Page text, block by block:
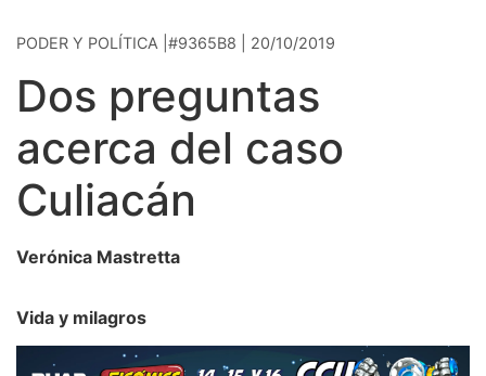
PODER Y POLÍTICA |#9365B8 | 20/10/2019
Dos preguntas
acerca del caso
Culiacán
Verónica Mastretta
Vida y milagros